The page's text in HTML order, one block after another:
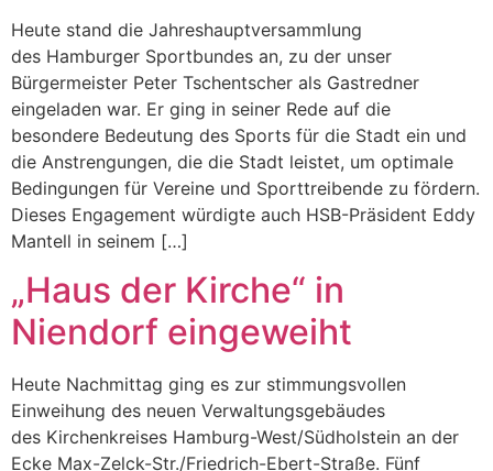
Heute stand die Jahreshauptversammlung
des Hamburger Sportbundes an, zu der unser
Bürgermeister Peter Tschentscher als Gastredner
eingeladen war. Er ging in seiner Rede auf die
besondere Bedeutung des Sports für die Stadt ein und
die Anstrengungen, die die Stadt leistet, um optimale
Bedingungen für Vereine und Sporttreibende zu fördern.
Dieses Engagement würdigte auch HSB-Präsident Eddy
Mantell in seinem […]
„Haus der Kirche“ in
Niendorf eingeweiht
Heute Nachmittag ging es zur stimmungsvollen
Einweihung des neuen Verwaltungsgebäudes
des Kirchenkreises Hamburg-West/Südholstein an der
Ecke Max-Zelck-Str./Friedrich-Ebert-Straße. Fünf